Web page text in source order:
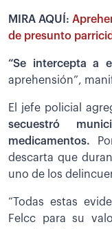
MIRA AQUÍ:
de presunto
“Se intercepta a
aprehensión”,
El jefe policial
secuestró
medicamentos.
descarta que
uno de los
“Todas estas
Felcc para su